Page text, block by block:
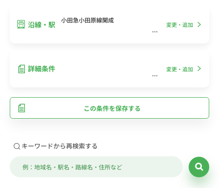
沿線・駅 小田急小田原線開成
変更・追加
詳細条件 変更・追加
この条件を保存する
キーワードから再検索する